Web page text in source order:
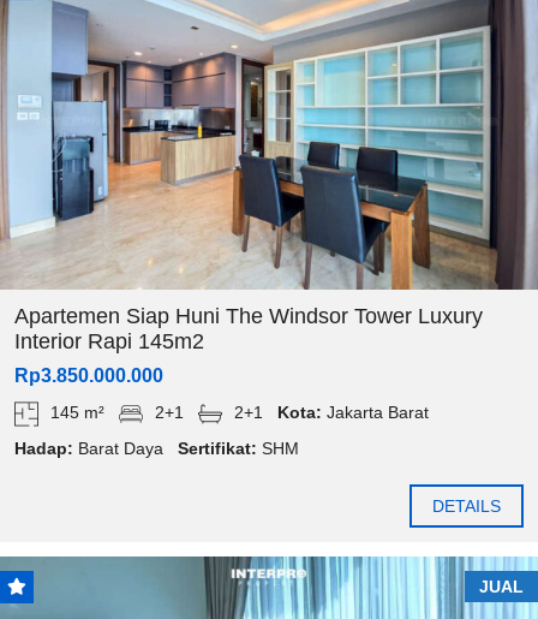
Apartemen Siap Huni The Windsor Tower Luxury
Interior Rapi 145m2
Rp3.850.000.000
145 m² 2+1 2+1 Kota: Jakarta Barat
Hadap: Barat Daya Sertifikat: SHM
DETAILS
JUAL